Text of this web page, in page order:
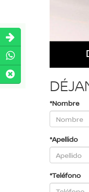
*Nombre
*Apellido
*Teléfono